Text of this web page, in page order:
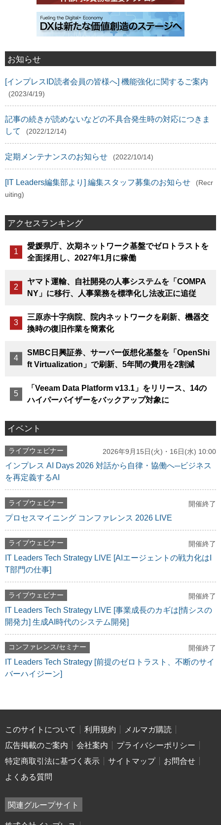
お知らせ
[インプレスID読者会員の皆様へ] 機能強化に関するご案内
(2023/4/19)
記事の続きが読めないなどの不具合発生時の対応につきま
して
(2022/12/14)
定期メンテナンスのお知らせ (2022/10/14)
[IT Leaders編集部より] 編集スタッフ募集のお知らせ
(Recr
uiting)
アクセスランキング
愛媛県庁、次期ネットワーク基盤でゼロトラストを
全面採用し、2027年1月に稼働
ヤマト運輸、自社開発の人事システムを「COMPA
NY」に移行、人事業務を標準化し法改正に追従
三原赤十字病院、院内ネットワークを刷新、機器交
換時の復旧作業を簡素化
SMBC日興証券、サーバー仮想化基盤を「OpenShi
ft Virtualization」で刷新、5年間の費用を2割減
「Veeam Data Platform v13.1」をリリース、14の
ハイパーバイザーをバックアップ対象に
イベント
ライブウェビナー 2026年9月15日(火)・16日(水) 10:00
インプレス AI Days 2026 対話から自律・協働へ─ビジネス
を再定義するAI
ライブウェビナー 開催終了
プロセスマイニング コンファレンス 2026 LIVE
ライブウェビナー 開催終了
IT Leaders Tech Strategy LIVE [AIエージェントの戦力化はI
T部門の仕事]
ライブウェビナー 開催終了
IT Leaders Tech Strategy LIVE [事業成長のカギは[情シスの
開発力] 生成AI時代のシステム開発]
コンファレンス/セミナー 開催終了
IT Leaders Tech Strategy [前提のゼロトラスト、不断のサイ
バーハイジーン]
このサイトについて 利用規約
メルマガ購読
広告掲載のご案内
会社案内
プライバシーポリシー
特定商取引法に基づく表示
サイトマップ
お問合せ
よくある質問
関連グループサイト